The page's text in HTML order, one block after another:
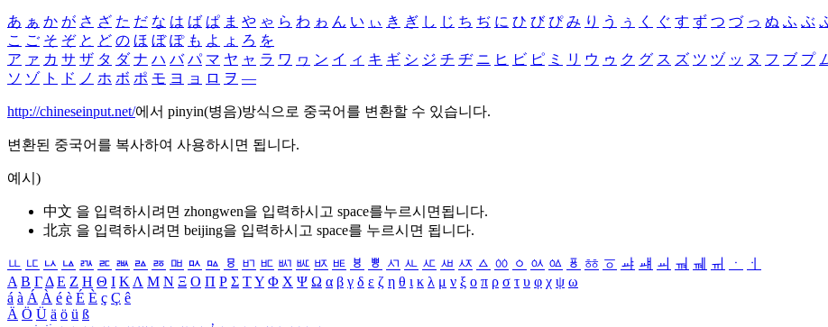
あ ぁ か が さ ざ た だ な は ば ぱ ま や ゃ ら わ ゎ ん い ぃ き ぎ し じ ち ぢ に ひ び ぴ み り う ぅ く ぐ す ず つ づ っ ぬ ふ ぶ
こ ご そ ぞ と ど の ほ ぼ ぽ も よ ょ ろ を
ア ァ カ サ ザ タ ダ ナ ハ バ パ マ ヤ ャ ラ ワ ヮ ン イ ィ キ ギ シ ジ チ ヂ ニ ヒ ビ ピ ミ リ ウ ゥ ク グ ス ズ ツ ヅ ッ ヌ フ ブ プ
ソ ゾ ト ド ノ ホ ボ ポ モ ヨ ョ ロ ヲ ―
http://chineseinput.net/에서 pinyin(병음)방식으로 중국어를 변환할 수 있습니다.
변환된 중국어를 복사하여 사용하시면 됩니다.
예시)
中文 을 입력하시려면 zhongwen을 입력하시고 space를누르시면됩니다.
北京 을 입력하시려면 beijing을 입력하시고 space를 누르시면 됩니다.
ㅥ ㅦ ㅧ ㅨ ㅩ ㅪ ㅫ ㅬ ㅭ ㅮ ㅯ ㅰ ㅱ ㅲ ㅳ ㅴ ㅵ ㅶ ㅷ ㅸ ㅹ ㅺ ㅻ ㅼ ㅽ ㅾ ㅿ ㆀ ㆁ ㆂ ㆃ ㆄ ㆅ ㆆ ㆇ ㆈ ㆉ ㆊ ㆋ ㆌ ㆍ
ㆎ
Α Β ΓΔ Ε Ζ Η Θ Ι ΚΛ Μ Ν Ξ Ο Π Ρ Σ ΤΥ Φ Χ Ψ Ω α β γ δ ε ζ η θ ι κ λ μ ν ξ ο π ρ σ τ υ φ χ ψ ω
á à Á À é è É È ç Ç ê
Ä Ö Ü ä ö ü ß